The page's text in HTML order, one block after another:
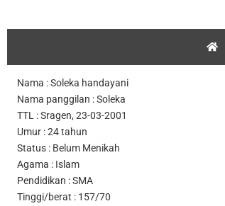
Nama : Soleka handayani
Nama panggilan : Soleka
TTL : Sragen, 23-03-2001
Umur : 24 tahun
Status : Belum Menikah
Agama : Islam
Pendidikan : SMA
Tinggi/berat : 157/70